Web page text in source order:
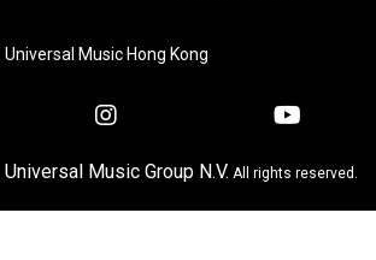
Universal Music Hong Kong
Music Group N.V. All rights reserved.